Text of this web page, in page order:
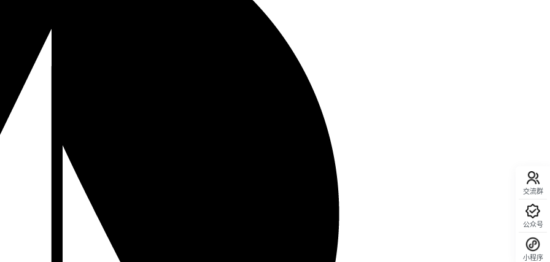
交流群
公众号
小程序